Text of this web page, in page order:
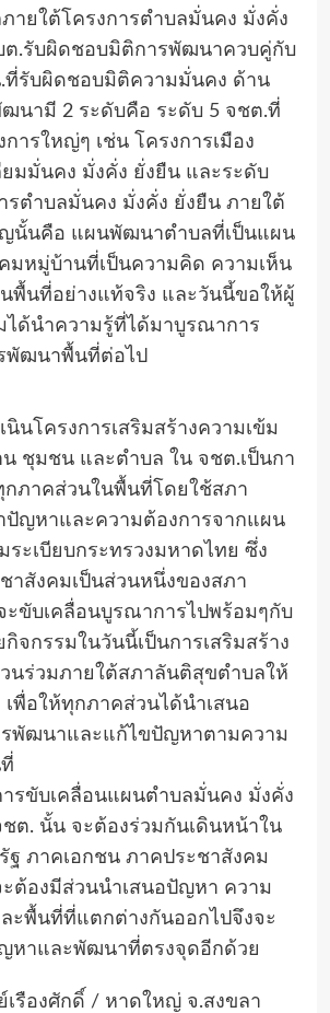
ายใต้โครงการตำบลมั่นคง มั่งคั่ง
ต.รับผิดชอบมิติการพัฒนาควบคู่กับ
ที่รับผิดชอบมิติความมั่นคง ด้าน
นามี 2 ระดับคือ ระดับ 5 จชต.ที่
การใหญ่ๆ เช่น โครงการเมือง
มมั่นคง มั่งคั่ง ยั่งยืน และระดับ
รตำบลมั่นคง มั่งคั่ง ยั่งยืน ภายใต้
ญนั้นคือ แผนพัฒนาตำบลที่เป็นแผน
มหมู่บ้านที่เป็นความคิด ความเห็น
พื้นที่อย่างแท้จริง และวันนี้ขอให้ผู้
ได้นำความรู้ที่ได้มาบูรณาการ
พัฒนาพื้นที่ต่อไป
นโครงการเสริมสร้างความเข้ม
ชุมชน และตำบล ใน จชต.เป็นกา
ภาคส่วนในพื้นที่โดยใช้สภา
ญหาและความต้องการจากแผน
ะเบียบกระทรวงมหาดไทย ซึ่ง
าสังคมเป็นส่วนหนึ่งของสภา
ขับเคลื่อนบูรณาการไปพร้อมๆกับ
จกรรมในวันนี้เป็นการเสริมสร้าง
นร่วมภายใต้สภาลันติสุขตำบลให้
พื่อให้ทุกภาคส่วนได้นำเสนอ
พัฒนาและแก้ไขปัญหาตามความ
ารขับเคลื่อนแผนตำบลมั่นคง มั่งคั่ง
ต. นั้น จะต้องร่วมกันเดินหน้าใน
ฐ ภาคเอกชน ภาคประชาสังคม
ต้องมีส่วนนำเสนอปัญหา ความ
ะพื้นที่ที่แตกต่างกันออกไปจึงจะ
หาและพัฒนาที่ตรงจุดอีกด้วย
เรืองศักดิ์ / หาดใหญ่ จ.สงขลา